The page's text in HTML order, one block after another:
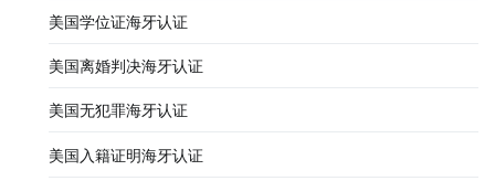
美国学位证海牙认证
美国离婚判决海牙认证
美国无犯罪海牙认证
美国入籍证明海牙认证